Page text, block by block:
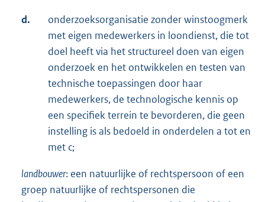
d.
onderzoeksorganisatie zonder winstoogmerk
met eigen medewerkers in loondienst, die tot
doel heeft via het structureel doen van eigen
onderzoek en het ontwikkelen en testen van
technische toepassingen door haar
medewerkers, de technologische kennis op
een specifiek terrein te bevorderen, die geen
instelling is als bedoeld in onderdelen a tot en
met c;
landbouwer: een natuurlijke of rechtspersoon of een
groep natuurlijke of rechtspersonen die